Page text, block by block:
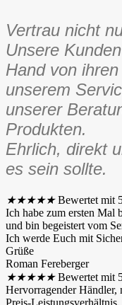
Vertrau nicht
Unsere
Hand von
unserem
unserer
Produkten.
Ehrlich, direkt
es sein sollte.
★★★★★ Bewertet mit
Ich habe zum ersten Mal
und bin begeistert vom
Ich werde Euch mit
Grüße
Roman Fereberger
★★★★★ Bewertet mit
Hervorragender Händler,
Preis-